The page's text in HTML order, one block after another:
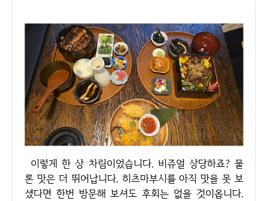
이렇게 한 상 차림이었습니다. 비쥬얼 상당하죠? 물
론 맛은 더 뛰어납니다. 히츠마부시를 아직 맛을 못 보
셨다면 한번 방문해 보셔도 후회는 없을 것이옵니다.